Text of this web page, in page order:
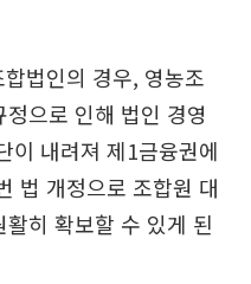
법인의 경우, 영농조
으로 인해 법인 경영
이 내려져 제1금융권에
법 개정으로 조합원 대
히 확보할 수 있게 된